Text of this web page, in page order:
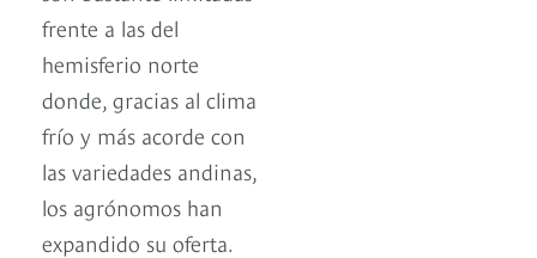
frente a las del
hemisferio norte
donde, gracias al clima
frío y más acorde con
las variedades andinas,
los agrónomos han
expandido su oferta.